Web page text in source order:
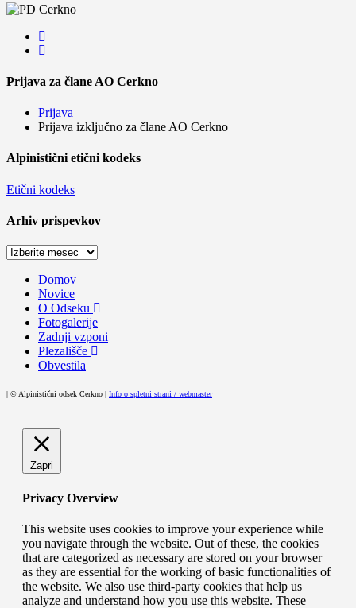
Prijava za člane AO Cerkno
Prijava
Prijava izključno za člane AO Cerkno
Alpinistični etični kodeks
Etični kodeks
Arhiv prispevkov
Arhiv
Domov
Novice
O Odseku
Fotogalerije
Zadnji vzponi
Plezališče
Obvestila
| © Alpinistični odsek Cerkno | Info o spletni strani / webmaster
Zapri
Privacy Overview
This website uses cookies to improve your experience while
you navigate through the website. Out of these, the cookies
that are categorized as necessary are stored on your browser
as they are essential for the working of basic functionalities of
the website. We also use third-party cookies that help us
analyze and understand how you use this website. These